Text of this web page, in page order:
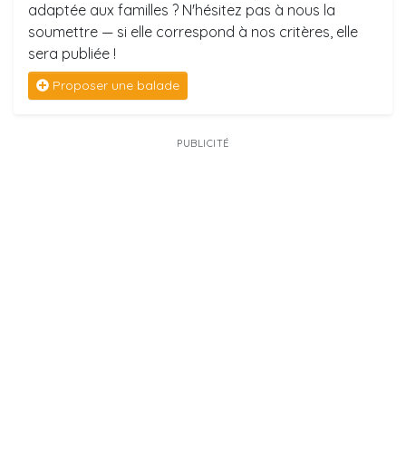
adaptée aux familles ? N'hésitez pas à nous la
soumettre — si elle correspond à nos critères, elle
sera publiée !
Proposer une balade
PUBLICITÉ